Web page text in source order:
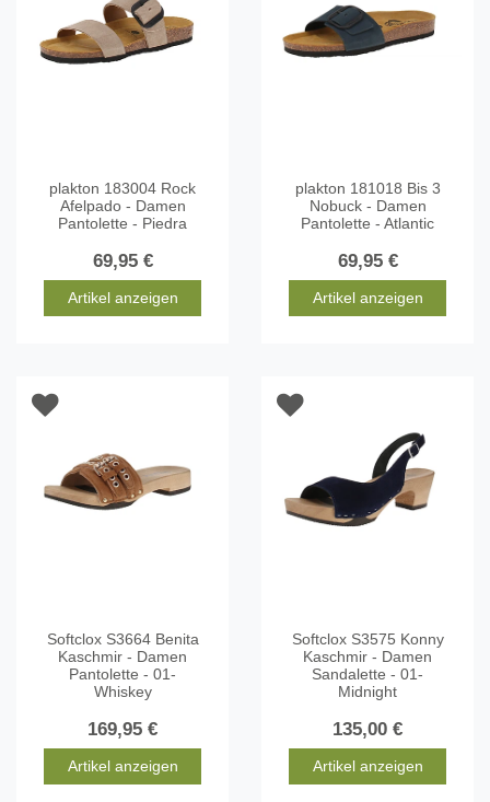
plakton 183004 Rock
Afelpado - Damen
Pantolette - Piedra
69,95 €
Artikel anzeigen
plakton 181018 Bis 3
Nobuck - Damen
Pantolette - Atlantic
69,95 €
Artikel anzeigen
Softclox S3664 Benita
Kaschmir - Damen
Pantolette - 01-
Whiskey
169,95 €
Artikel anzeigen
Softclox S3575 Konny
Kaschmir - Damen
Sandalette - 01-
Midnight
135,00 €
Artikel anzeigen